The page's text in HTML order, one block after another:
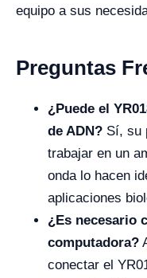
equipo a sus
Preguntas
¿Puede el
de ADN? Sí, su
trabajar en un
onda lo hacen
aplicaciones
¿Es necesario
computadora?
conectar el